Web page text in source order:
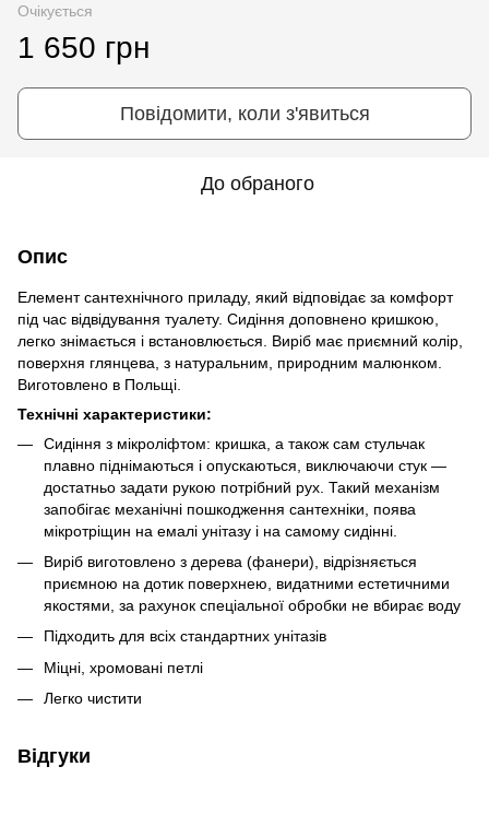
Очікується
1 650 грн
Повідомити, коли з'явиться
До обраного
Опис
Елемент сантехнічного приладу, який відповідає за комфорт
під час відвідування туалету. Сидіння доповнено кришкою,
легко знімається і встановлюється. Виріб має приємний колір,
поверхня глянцева, з натуральним, природним малюнком.
Виготовлено в Польщі.
Технічні характеристики:
Сидіння з мікроліфтом: кришка, а також сам стульчак
плавно піднімаються і опускаються, виключаючи стук —
достатньо задати рукою потрібний рух. Такий механізм
запобігає механічні пошкодження сантехніки, поява
мікротріщин на емалі унітазу і на самому сидінні.
Виріб виготовлено з дерева (фанери), відрізняється
приємною на дотик поверхнею, видатними естетичними
якостями, за рахунок спеціальної обробки не вбирає воду
Підходить для всіх стандартних унітазів
Міцні, хромовані петлі
Легко чистити
Відгуки